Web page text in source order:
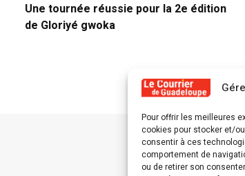
Pour offrir les meilleures
cookies pour stocker et/
consentir à ces
comportement de
ou de retirer son
Une tournée réussie pour la 2e édition
de Gloriyé gwoka